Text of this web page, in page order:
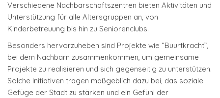
Verschiedene Nachbarschaftszentren bieten Aktivitäten und
Unterstützung für alle Altersgruppen an, von
Kinderbetreuung bis hin zu Seniorenclubs.
Besonders hervorzuheben sind Projekte wie “Buurtkracht”,
bei dem Nachbarn zusammenkommen, um gemeinsame
Projekte zu realisieren und sich gegenseitig zu unterstützen.
Solche Initiativen tragen maßgeblich dazu bei, das soziale
Gefüge der Stadt zu stärken und ein Gefühl der